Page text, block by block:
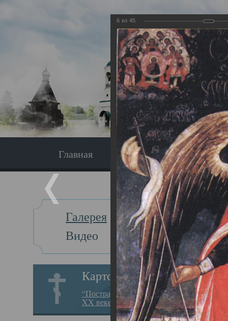
Главная Экскурсия
Галерея
Видео
Картотека
“Пострадавшие за веру в
XX веке на Севере”
Главная
6 из 45